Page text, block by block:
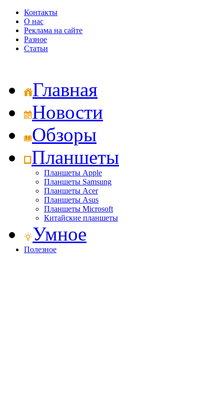
Контакты
О нас
Реклама на сайте
Разное
Статьи
Главная
Новости
Обзоры
Планшеты
Планшеты Apple
Планшеты Samsung
Планшеты Acer
Планшеты Asus
Планшеты Microsoft
Китайские планшеты
Умное
Полезное